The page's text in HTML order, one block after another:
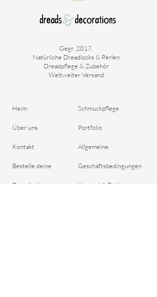
Gegr. 2017.
Natürliche Dreadlocks & Perlen
Dreadpflege & Zubehör
Weltweiter Versand
Heim
Über uns
Kontakt
Bestelle deine
Dreadlocks
Schmuckpflege
Portfolio
Allgemeine
Geschäftsbedingungen
Versand & Zahlung